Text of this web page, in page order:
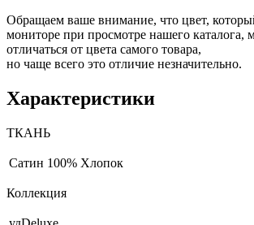
Обращаем ваше внимание, что цвет,
мониторе при просмотре нашего каталога,
отличаться от цвета самого товара,
но чаще всего это отличие незначительно.
Характеристики
ТКАНЬ
Сатин 100% Хлопок
Коллекция